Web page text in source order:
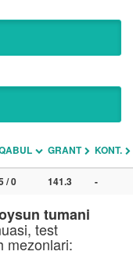
GRANT KONT.
/ 0 141.3 -
tumani
test
mezonlari: